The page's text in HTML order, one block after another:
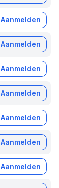
Aanmelden
Aanmelden
Aanmelden
Aanmelden
Aanmelden
Aanmelden
Aanmelden